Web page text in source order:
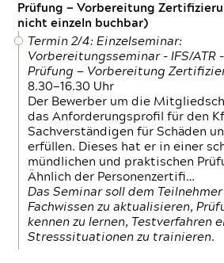
Prüfung — Vorbereitung
nicht einzeln buchbar)
Termin 2/4: Einzelseminar:
Vorbereitungsseminar - IFS/ATR -
Prüfung — Vorbereitung
8.30—16.30 Uhr
Der Bewerber um die
das Anforderungsprofil für den
Sachverständigen für Schäden
erfüllen. Dieses hat er in einer
mündlichen und praktischen
Ähnlich der Personenzertifi…
Das Seminar soll dem
Fachwissen zu aktualisieren,
kennen zu lernen, Testverfahren
Stresssituationen zu trainieren.